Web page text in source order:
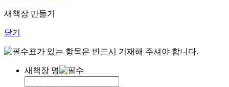
새책장 만들기
닫기
표가 있는 항목은 반드시 기재해 주셔야 합니다.
새책장 명